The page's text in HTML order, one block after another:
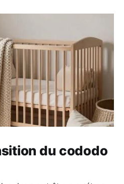
du cododo